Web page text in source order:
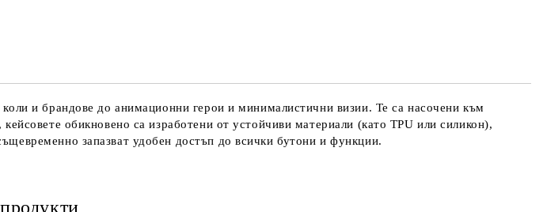
и брандове до анимационни герои и минималистични визии. Те са насочени към
обикновено са изработени от устойчиви материали (като TPU или силикон),
запазват удобен достъп до всички бутони и функции.